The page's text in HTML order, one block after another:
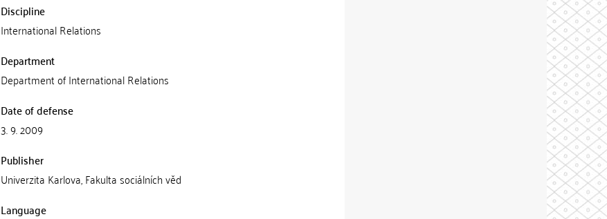
Discipline
International Relations
Department
Department of International Relations
Date of defense
3. 9. 2009
Publisher
Univerzita Karlova, Fakulta sociálních věd
Language